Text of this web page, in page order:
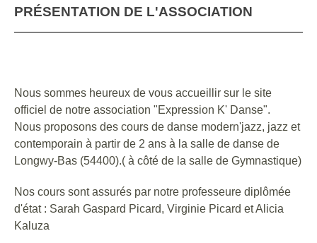
DEMAIN SE DANSE
BONNET
PRÉSENTATION DE L'ASSOCIATION
Nous sommes heureux de vous accueillir sur le site
officiel de notre association "Expression K' Danse".
Nous proposons des cours de danse modern'jazz, jazz et
contemporain à partir de 2 ans à la salle de danse de
Longwy-Bas (54400).( à côté de la salle de Gymnastique)
Nos cours sont assurés par notre professeure diplômée
d'état : Sarah Gaspard Picard, Virginie Picard et Alicia
Kaluza